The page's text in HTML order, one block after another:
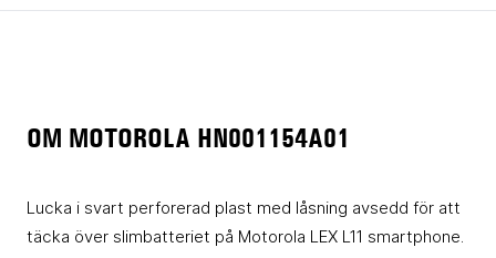
OM MOTOROLA HN001154A01
Lucka i svart perforerad plast med låsning avsedd för att
täcka över slimbatteriet på Motorola LEX L11 smartphone.